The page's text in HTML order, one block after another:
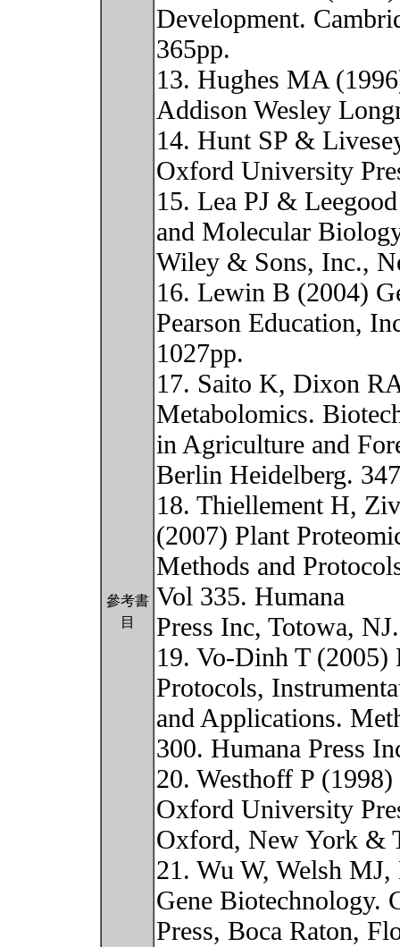
參考書
目
Development.
365pp.
13. Hughes MA
Addison Wesley
14. Hunt SP &
Oxford University
15. Lea PJ &
and Molecular
Wiley & Sons, Inc.,
16. Lewin B (2004)
Pearson Education,
1027pp.
17. Saito K, Dixon
Metabolomics.
in Agriculture and
Berlin Heidelberg.
18. Thiellement H,
(2007) Plant
Methods and
Vol 335. Humana
Press Inc, Totowa,
19. Vo-Dinh T (2005)
Protocols,
and Applications.
300. Humana Press
20. Westhoff P
Oxford University
Oxford, New York &
21. Wu W, Welsh
Gene Biotechnology.
Press, Boca Raton,